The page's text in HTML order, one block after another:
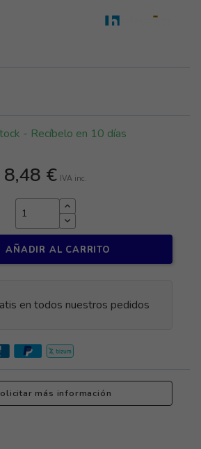
- Recíbelo en 10 días
8,48 € IVA inc.
AÑADIR AL CARRITO
en todos nuestros pedidos
más información